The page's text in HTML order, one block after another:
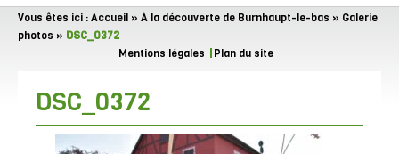
Vous êtes ici :Accueil » À la découverte de Burnhaupt-le-bas » Galerie
photos » DSC_0372
Mentions légales
Plan du site
DSC_0372